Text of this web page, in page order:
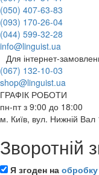
(050) 407-63-83
(093) 170-26-04
(044) 599-32-28
info@linguist.ua
Для інтернет-
(067) 132-10-03
shop@linguist.ua
ГРАФІК РОБОТИ
пн-пт з 9:00 до 18:00
м. Київ, вул. Нижній
Зворотній
Я згоден на